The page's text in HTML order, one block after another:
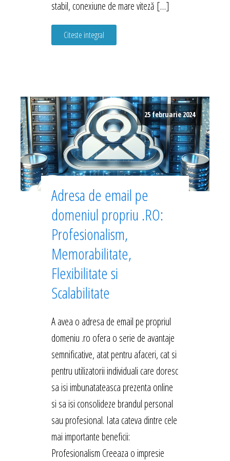
stabil, conexiune de mare viteză […]
Citeste integral
25 februarie 2024
Adresa de email pe
domeniul propriu .RO:
Profesionalism,
Memorabilitate,
Flexibilitate si
Scalabilitate
A avea o adresa de email pe propriul
domeniu .ro ofera o serie de avantaje
semnificative, atat pentru afaceri, cat si
pentru utilizatorii individuali care doresc
sa isi imbunatateasca prezenta online
si sa isi consolideze brandul personal
sau profesional. Iata cateva dintre cele
mai importante beneficii:
Profesionalism Creeaza o impresie